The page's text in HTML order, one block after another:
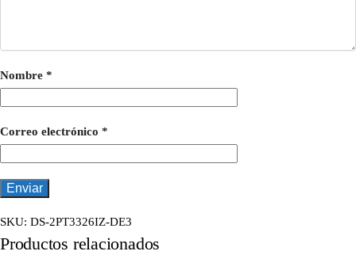
Nombre *
Correo electrónico *
SKU: DS-2PT3326IZ-DE3
Productos relacionados